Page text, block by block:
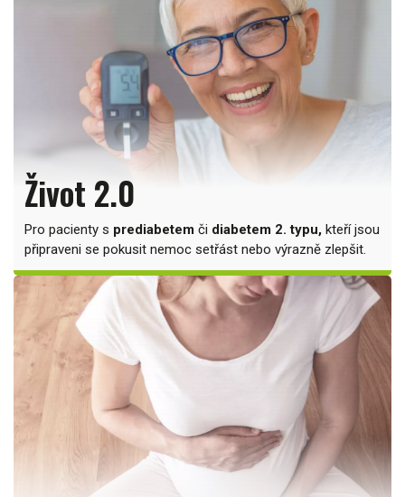
Život 2.0
Pro pacienty s prediabetem či diabetem 2. typu, kteří jsou
připraveni se pokusit nemoc setřást nebo výrazně zlepšit.